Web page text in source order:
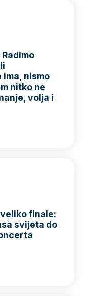
nismo
nitko ne
volja i
finale:
svijeta do